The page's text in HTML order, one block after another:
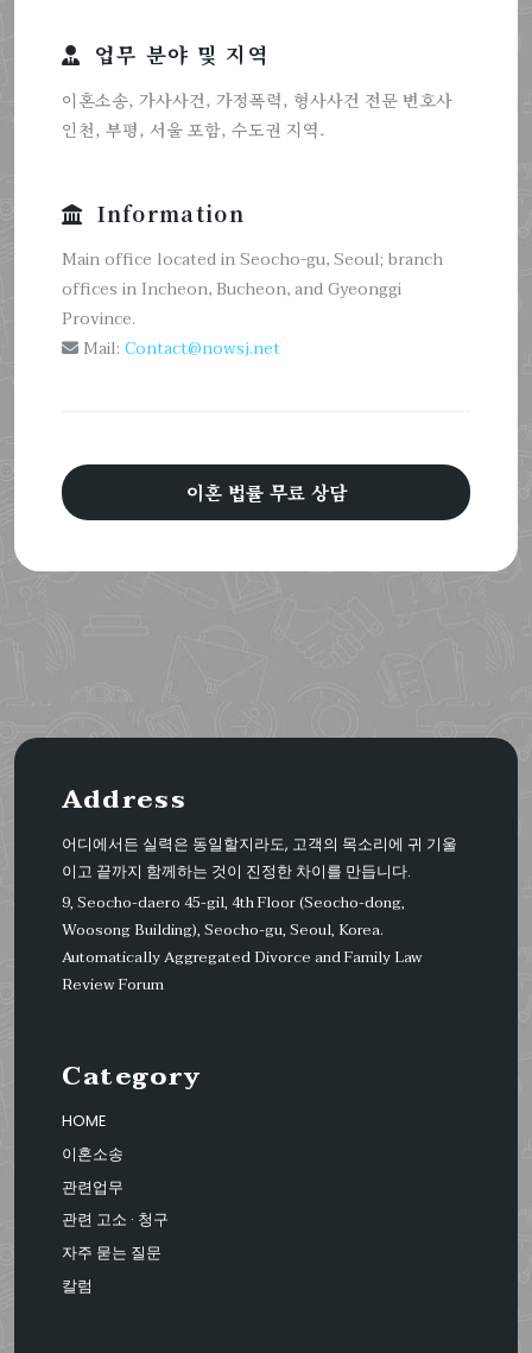
업무 분야 및 지역
이혼소송, 가사사건, 가정폭력, 형사사건 전문 변호사
인천, 부평, 서울 포함, 수도권 지역.
Information
Main office located in Seocho-gu, Seoul; branch
offices in Incheon, Bucheon, and Gyeonggi
Province.
Mail: Contact@nowsj.net
이혼 법률 무료 상담
Address
어디에서든 실력은 동일할지라도, 고객의 목소리에 귀 기울
이고 끝까지 함께하는 것이 진정한 차이를 만듭니다.
9, Seocho-daero 45-gil, 4th Floor (Seocho-dong,
Woosong Building), Seocho-gu, Seoul, Korea.
Automatically Aggregated Divorce and Family Law
Review Forum
Category
HOME
이혼소송
관련업무
관련 고소 · 청구
자주 묻는 질문
칼럼